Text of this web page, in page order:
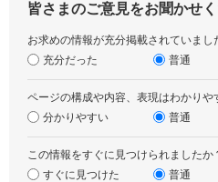
皆さまのご意見をお聞かせ
お求めの情報が充分掲載されていまし
充分だった
普通
ページの構成や内容、表現はわかりや
分かりやすい
普通
この情報をすぐに見つけられましたか
すぐに見つけた
普通